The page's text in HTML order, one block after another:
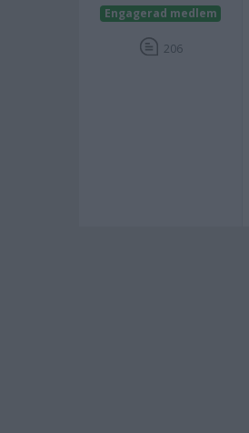
Engagerad medlem
206